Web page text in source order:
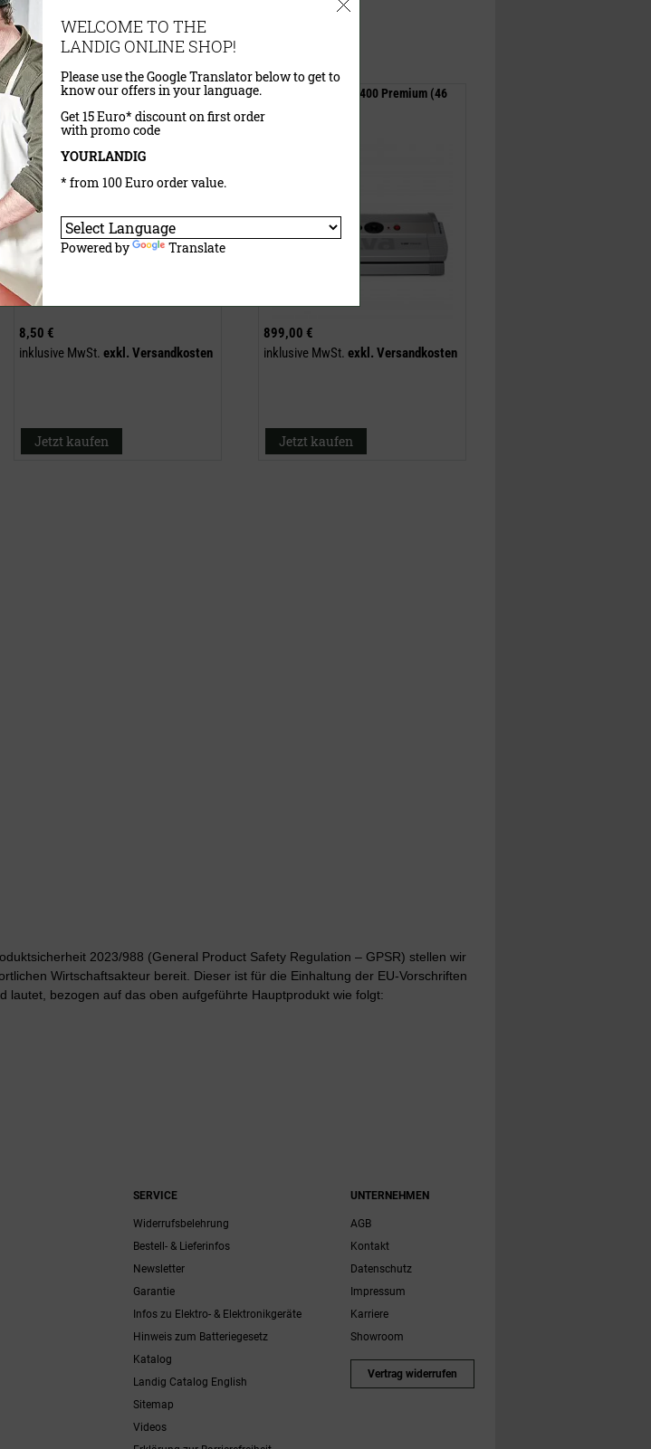
Lava-Top Vakuumdeckel
8,50 €
inklusive MwSt. exkl.Versandkosten
Jetzt kaufen
Vakuumiergerät V.400 Premium (46
cm Schweißbreite)
899,00 €
inklusive MwSt. exkl. Versandkosten
Jetzt kaufen
2023/988 (General Product Safety Regulation – GPSR) stellen wir
Wirtschaftsakteur bereit. Dieser ist für die Einhaltung der EU-Vorschriften
lautet, bezogen auf das oben aufgeführte Hauptprodukt wie folgt:
SERVICE
Widerrufsbelehrung
Bestell- & Lieferinfos
Newsletter
Garantie
Infos zu Elektro- & Elektronikgeräte
Hinweis zum Batteriegesetz
Katalog
Landig Catalog English
Sitemap
Videos
UNTERNEHMEN
AGB
Kontakt
Datenschutz
Impressum
Karriere
Showroom
Vertrag widerrufen
WELCOME TO THE
LANDIG ONLINE SHOP!
Please use the Google Translator below to get to
know our offers in your language.
Get 15 Euro* discount on first order
with promo code
YOURLANDIG
* from 100 Euro order value.
Powered by Translate